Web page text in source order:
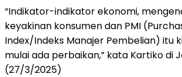
“Indikator-indikator ekonomi,
keyakinan konsumen dan PMI
Index/Indeks Manajer Pembelian) itu
mulai ada perbaikan,” kata Kartiko di
(27/3/2025)